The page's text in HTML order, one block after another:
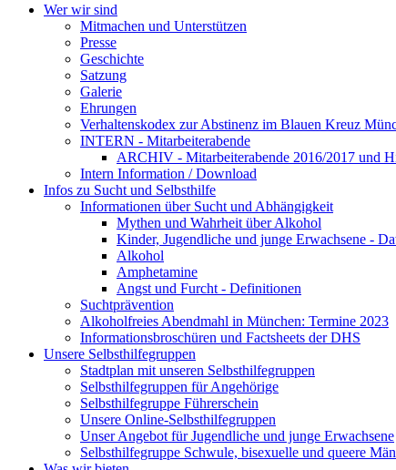
Wer wir sind
Mitmachen und Unterstützen
Presse
Geschichte
Satzung
Galerie
Ehrungen
Verhaltenskodex zur Abstinenz im Blauen Kreuz
INTERN - Mitarbeiterabende
ARCHIV - Mitarbeiterabende 2016/2017 und
Intern Information / Download
Infos zu Sucht und Selbsthilfe
Informationen über Sucht und Abhängigkeit
Mythen und Wahrheit über Alkohol
Kinder, Jugendliche und junge Erwachsene -
Alkohol
Amphetamine
Angst und Furcht - Definitionen
Suchtprävention
Alkoholfreies Abendmahl in München: Termine 2023
Informationsbroschüren und Factsheets der DHS
Unsere Selbsthilfegruppen
Stadtplan mit unseren Selbsthilfegruppen
Selbsthilfegruppen für Angehörige
Selbsthilfegruppe Führerschein
Unsere Online-Selbsthilfegruppen
Unser Angebot für Jugendliche und junge Erwachsene
Selbsthilfegruppe Schwule, bisexuelle und queere